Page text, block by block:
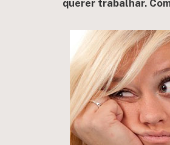
querer trabalhar.